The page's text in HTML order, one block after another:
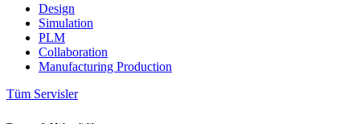
Design
Simulation
PLM
Collaboration
Manufacturing Production
Tüm Servisler